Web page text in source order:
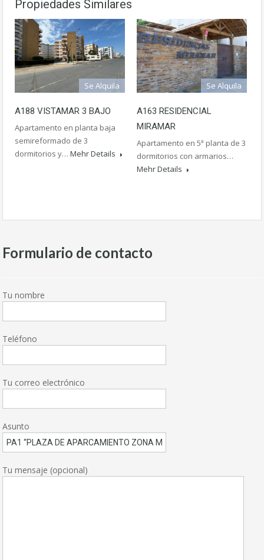
Propiedades Similares
Se Alquila
A188 VISTAMAR 3 BAJO
Apartamento en planta baja
semireformado de 3
dormitorios y… Mehr Details
Se Alquila
A163 RESIDENCIAL
MIRAMAR
Apartamento en 5ª planta de 3
dormitorios con armarios…
Mehr Details
Formulario de contacto
Tu nombre
Teléfono
Tu correo electrónico
Asunto
Tu mensaje (opcional)